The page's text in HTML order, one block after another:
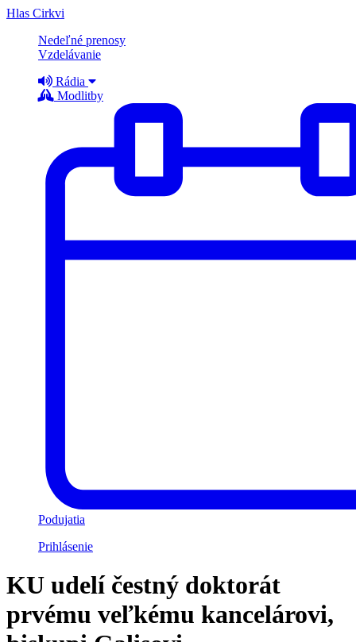
Hlas Cirkvi
Nedeľné prenosy
Vzdelávanie
Rádia
Modlitby
Podujatia
Prihlásenie
KU udelí čestný doktorát
prvému veľkému kancelárovi,